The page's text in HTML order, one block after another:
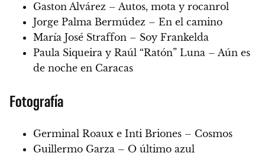
Gaston Alvárez – Autos, mota y rocanrol
Jorge Palma Bermúdez – En el camino
María José Straffon – Soy Frankelda
Paula Siqueira y Raúl “Ratón” Luna – Aún es
de noche en Caracas
Fotografía
Germinal Roaux e Inti Briones – Cosmos
Guillermo Garza – O último azul